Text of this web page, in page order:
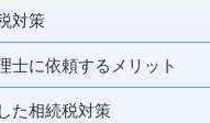
対策
士に依頼するメリット
た相続税対策